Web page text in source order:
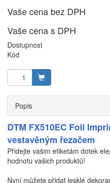
Vaše cena bez DPH
Vaše cena s DPH
Dostupnost
Kód
Popis
DTM FX510EC Foil
vestavěným řezačem
Přidejte vašim etiketám dotek
hodnotu vašich produktů!
Nyní můžete přidat lesklé